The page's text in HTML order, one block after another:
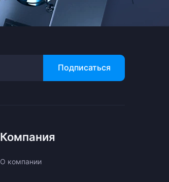
Подписаться
Компания
О компании